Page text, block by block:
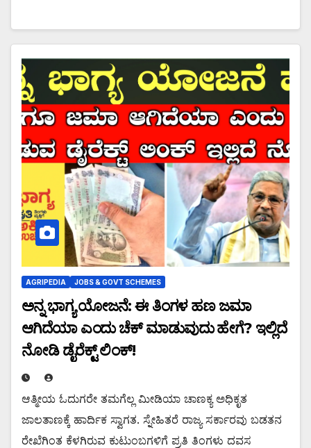
AGRIPEDIA JOBS & GOVT SCHEMES
ಅನ್ನ ಭಾಗ್ಯ ಯೋಜನೆ: ಈ ತಿಂಗಳ ಹಣ ಜಮಾ
ಆಗಿದೆಯಾ ಎಂದು ಚೆಕ್ ಮಾಡುವುದು ಹೇಗೆ? ಇಲ್ಲಿದೆ
ನೋಡಿ ಡೈರೆಕ್ಟ್ ಲಿಂಕ್!
ಆತ್ಮೀಯ ಓದುಗರೇ ತಮಗೆಲ್ಲ ಮೀಡಿಯಾ ಚಾಣಕ್ಯ ಅಧಿಕೃತ
ಜಾಲತಾಣಕ್ಕೆ ಹಾರ್ದಿಕ ಸ್ವಾಗತ. ಸ್ನೇಹಿತರೆ ರಾಜ್ಯ ಸರ್ಕಾರವು ಬಡತನ
ರೇಖೆಗಿಂತ ಕೆಳಗಿರುವ ಕುಟುಂಬಗಳಿಗೆ ಪ್ರತಿ ತಿಂಗಳು ದವಸ